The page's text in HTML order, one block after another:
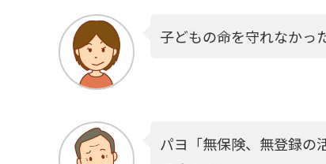
子どもの命を守れなかっ
パヨ「無保険、無登録の